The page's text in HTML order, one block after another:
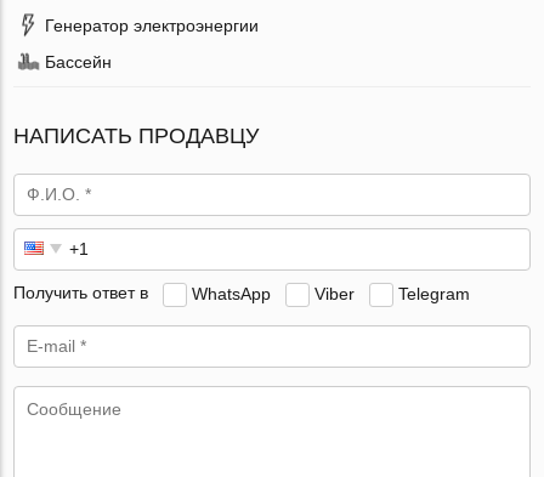
Генератор электроэнергии
Бассейн
НАПИСАТЬ ПРОДАВЦУ
Получить ответ в WhatsApp Viber Telegram